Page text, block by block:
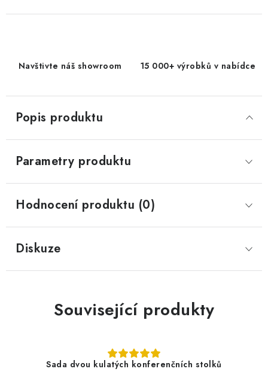
Navštivte náš showroom 15 000+ výrobků v nabídce
Popis produktu
Parametry produktu
Hodnocení produktu (0)
Diskuze
Související produkty
Sada dvou kulatých konferenčních stolků